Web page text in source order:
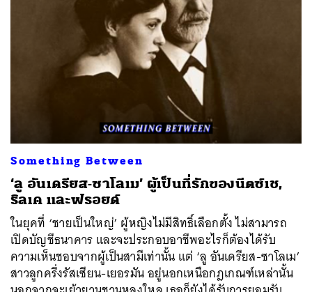
Something Between
‘ลู อันเดรียส-ซาโลเม’ ผู้เป็นที่รักของนีตซ์เช,
ริลเค และฟรอยด์
ในยุคที่ ‘ชายเป็นใหญ่’ ผู้หญิงไม่มีสิทธิ์เลือกตั้ง ไม่สามารถ
เปิดบัญชีธนาคาร และจะประกอบอาชีพอะไรก็ต้องได้รับ
ความเห็นชอบจากผู้เป็นสามีเท่านั้น แต่ ‘ลู อันเดรียส-ซาโลเม’
สาวลูกครึ่งรัสเซียน-เยอรมัน อยู่นอกเหนือกฎเกณฑ์เหล่านั้น